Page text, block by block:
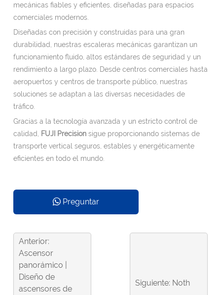
mecánicas fiables y eficientes, diseñadas para espacios
comerciales modernos.
Diseñadas con precisión y construidas para una gran
durabilidad, nuestras escaleras mecánicas garantizan un
funcionamiento fluido, altos estándares de seguridad y un
rendimiento a largo plazo. Desde centros comerciales hasta
aeropuertos y centros de transporte público, nuestras
soluciones se adaptan a las diversas necesidades de
tráfico.
Gracias a la tecnología avanzada y un estricto control de
calidad,
FUJI Precision sigue proporcionando sistemas de
transporte vertical seguros, estables y energéticamente
eficientes en todo el mundo.
Preguntar
Anterior:
Ascensor
panorámico |
Diseño de
ascensores de
Siguiente: Noth